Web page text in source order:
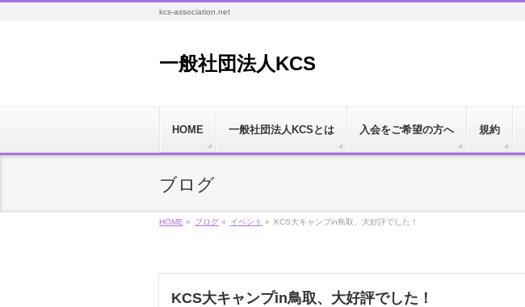
kcs-association.net
一般社団法人KCS
HOME 一般社団法人KCSとは 入会をご希望の方へ 規約
ブログ
HOME » ブログ » イベント » KCS大キャンプin鳥取、大好評でした！
KCS大キャンプin鳥取、大好評でした！